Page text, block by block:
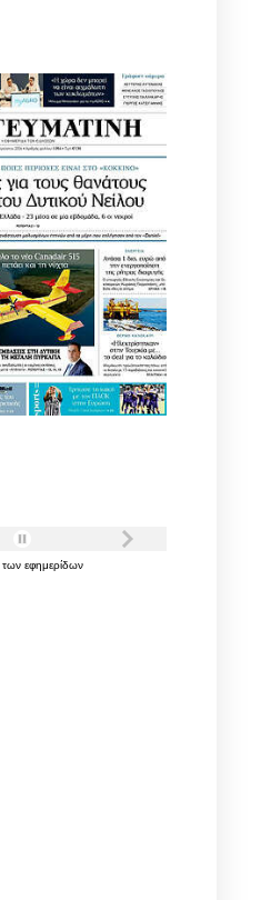
των εφημερίδων